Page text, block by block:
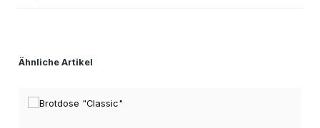
Produktgalerie überspringen
Ähnliche Artikel